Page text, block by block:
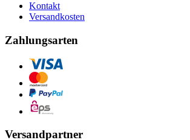
Kontakt
Versandkosten
Zahlungsarten
Versandpartner